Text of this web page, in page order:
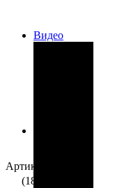
Видео
Артикул: 04833
(18)